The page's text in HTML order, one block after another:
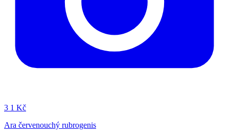
3 1 Kč
Ara červenouchý rubrogenis